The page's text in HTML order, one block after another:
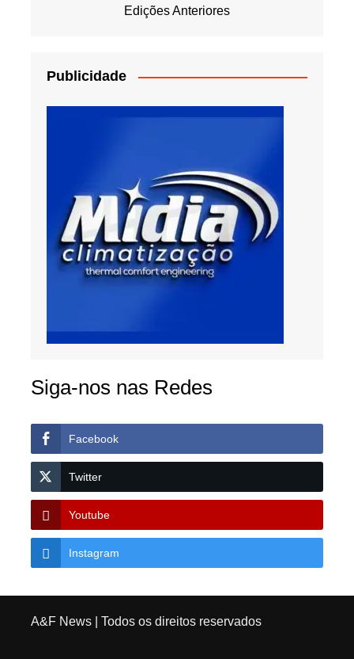
Edições Anteriores
Publicidade
Siga-nos nas Redes
Facebook
Twitter
Youtube
Instagram
A&F News| Todos os direitos reservados